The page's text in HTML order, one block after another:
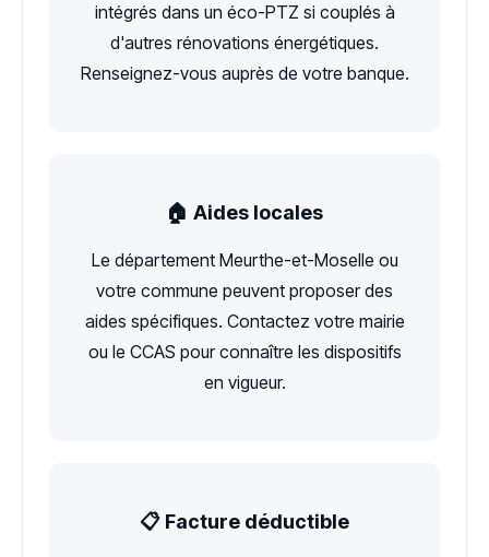
intégrés dans un éco-PTZ si couplés à
d'autres rénovations énergétiques.
Renseignez-vous auprès de votre banque.
🏠 Aides locales
Le département Meurthe-et-Moselle ou
votre commune peuvent proposer des
aides spécifiques. Contactez votre mairie
ou le CCAS pour connaître les dispositifs
en vigueur.
📋 Facture déductible